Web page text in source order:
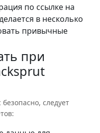
по ссылке на
в несколько
привычные
при
следует